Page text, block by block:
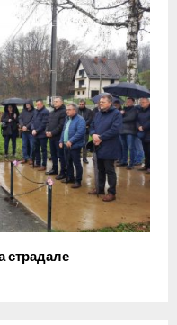
страдале